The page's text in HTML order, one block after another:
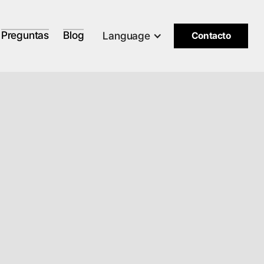
Preguntas Blog Language Contacto